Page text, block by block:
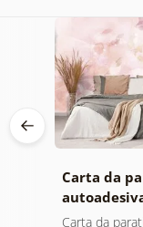
Carta da
Foglie con
Carta da parati